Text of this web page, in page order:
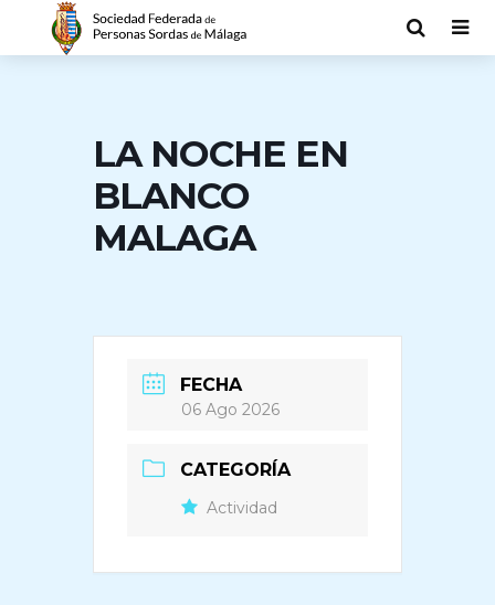
LA NOCHE EN
BLANCO
MALAGA
FECHA
06 Ago 2026
CATEGORÍA
Actividad